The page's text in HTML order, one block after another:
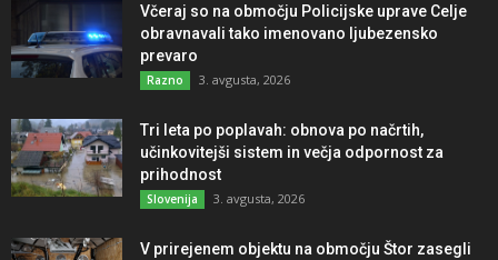
Včeraj so na območju Policijske uprave Celje
obravnavali tako imenovano ljubezensko
prevaro
Razno 3. avgusta, 2026
Tri leta po poplavah: obnova po načrtih,
učinkovitejši sistem in večja odpornost za
prihodnost
Slovenija 3. avgusta, 2026
V prirejenem objektu na območju Štor zasegli